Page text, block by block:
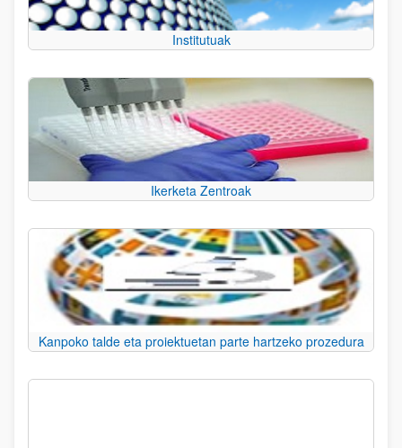
Institutuak
Ikerketa Zentroak
Kanpoko talde eta proiektuetan parte hartzeko prozedura